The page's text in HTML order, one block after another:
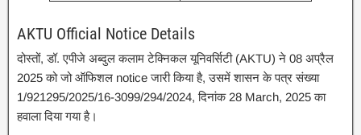
AKTU Official Notice Details
दोस्तों, डॉ. एपीजे अब्दुल कलाम टेक्निकल यूनिवर्सिटी (AKTU) ने 08 अप्रैल
2025 को जो ऑफिशल notice जारी किया है, उसमें शासन के पत्र संख्या
1/921295/2025/16-3099/294/2024, दिनांक 28 March, 2025 का
हवाला दिया गया है।